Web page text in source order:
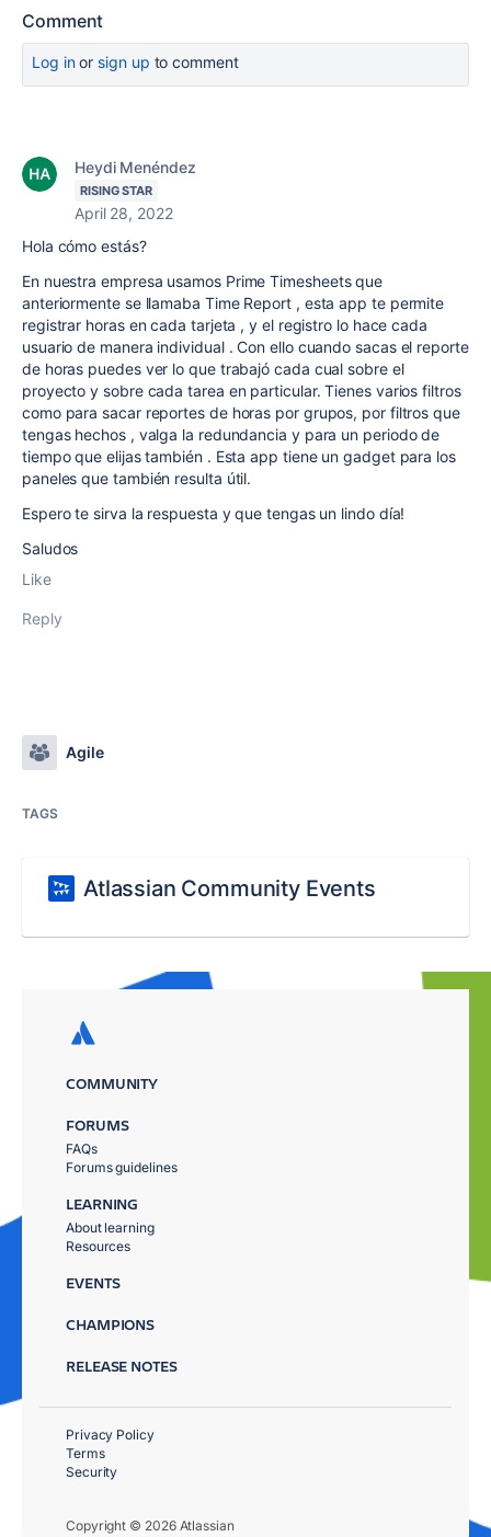
Comment
Log inor sign up to comment
Heydi Menéndez
RISING STAR
April 28, 2022
Hola cómo estás?
En nuestra empresa usamos Prime Timesheets que
anteriormente se llamaba Time Report , esta app te permite
registrar horas en cada tarjeta , y el registro lo hace cada
usuario de manera individual . Con ello cuando sacas el reporte
de horas puedes ver lo que trabajó cada cual sobre el
proyecto y sobre cada tarea en particular. Tienes varios filtros
como para sacar reportes de horas por grupos, por filtros que
tengas hechos , valga la redundancia y para un periodo de
tiempo que elijas también . Esta app tiene un gadget para los
paneles que también resulta útil.
Espero te sirva la respuesta y que tengas un lindo día!
Saludos
Like
Reply
Agile
TAGS
Atlassian Community Events
COMMUNITY
FORUMS
FAQs
Forums guidelines
LEARNING
About learning
Resources
EVENTS
CHAMPIONS
RELEASE NOTES
Copyright © 2026 Atlassian
Privacy Policy
Terms
Security